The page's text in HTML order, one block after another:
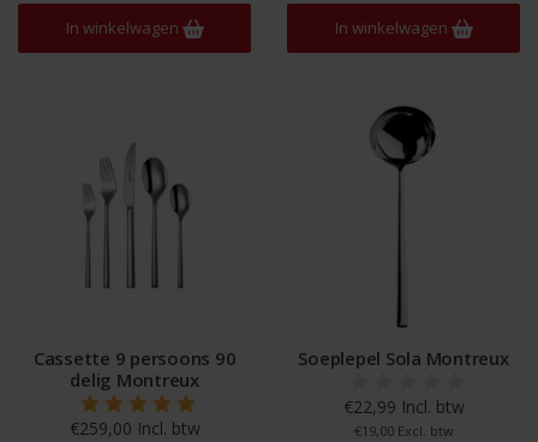
In winkelwagen In winkelwagen
Cassette 9 persoons 90
delig Montreux
€259,00 Incl. btw
Soeplepel Sola Montreux
€22,99 Incl. btw
€19,00 Excl. btw